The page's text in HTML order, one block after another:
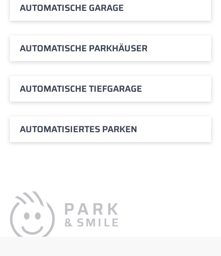
AUTOMATISCHE GARAGE
AUTOMATISCHE PARKHÄUSER
AUTOMATISCHE TIEFGARAGE
AUTOMATISIERTES PARKEN